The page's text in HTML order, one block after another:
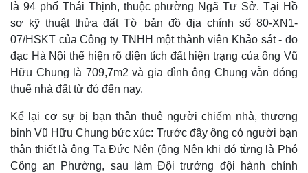
Thế giới
Quan sát
Cuộc sống đó đây
Multimedia
Video
Ảnh
là 94 phố Thái Thịnh, thuộc phường Ngã Tư Sở. Tại Hồ
sơ kỹ thuật thửa đất Tờ bản đồ địa chính số 80-XN1-
07/HSKT của Công ty TNHH một thành viên Khảo sát - đo
đạc Hà Nội thể hiện rõ diện tích đất hiện trạng của ông Vũ
Hữu Chung là 709,7m2 và gia đình ông Chung vẫn đóng
thuế nhà đất từ đó đến nay.
Kể lại cơ sự bị bạn thân thuê người chiếm nhà, thương
binh Vũ Hữu Chung bức xúc: Trước đây ông có người bạn
thân thiết là ông Tạ Đức Nên (ông Nên khi đó từng là Phó
Công an Phường, sau làm Đội trưởng đội hành chính